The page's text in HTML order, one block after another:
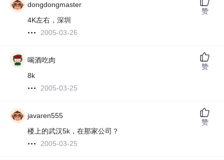
dongdongmaster
4K左右，深圳
2005-03-26
赞
喝酒吃肉
8k
2005-03-25
赞
javaren555
楼上的武汉5k，在那家公司？
2005-03-25
赞